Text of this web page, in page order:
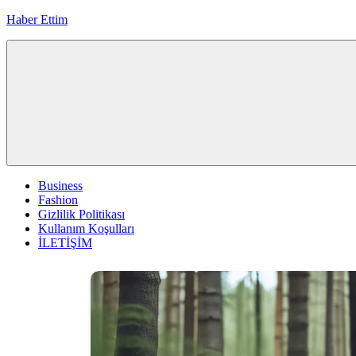
İçeriğe
Haber Ettim
Business
Fashion
Gizlilik Politikası
Kullanım Koşulları
İLETİŞİM